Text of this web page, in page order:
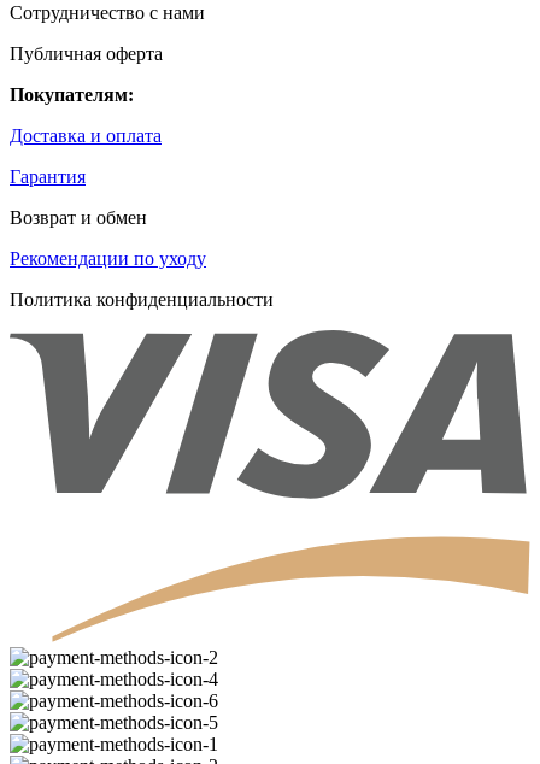
Сотрудничество с нами
Публичная оферта
Покупателям:
Доставка и оплата
Гарантия
Возврат и обмен
Рекомендации по уходу
Политика конфиденциальности